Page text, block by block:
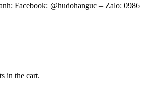
Facebook: @hudohanguc – Zalo: 0986
in the cart.